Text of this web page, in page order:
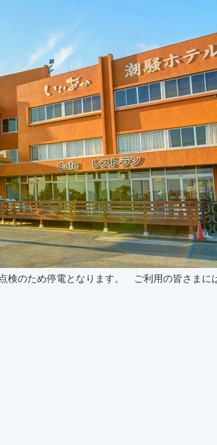
のため停電となります。 ご利用の皆さま